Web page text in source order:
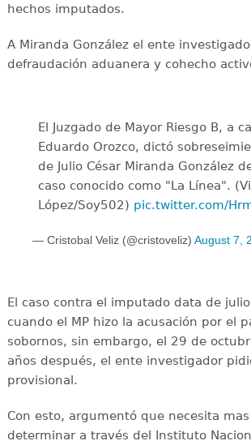
hechos imputados.
A Miranda González el ente
defraudación aduanera y cohecho
El Juzgado de Mayor Riesgo B, a
Eduardo Orozco, dictó
de Julio César Miranda González
caso conocido como "La Línea".
López/Soy502) pic.twitter.com/
— Cristobal Veliz (@cristoveliz) August 7,
El caso contra el imputado data de
cuando el MP hizo la acusación por el
sobornos, sin embargo, el 29 de
años después, el ente investigador
provisional.
Con esto, argumentó que necesita
determinar a través del Instituto